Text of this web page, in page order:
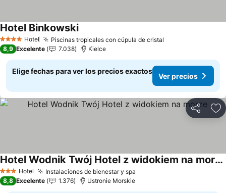
4 EstrellasHotel Piscinas tropicales con cúpula de cristal
Hotel BinkowskiVer precios
8,9 Excelente 7.038 Kielce
Elige fechas para ver los precios exactos
Ver precios
Compartir
3 Estrellas
Hotel Instalaciones de bienestar y spa
Hotel Wodnik Twój Hotel z widokiem na morze
Ver precios
8,8 Excelente 1.376 Ustronie Morskie